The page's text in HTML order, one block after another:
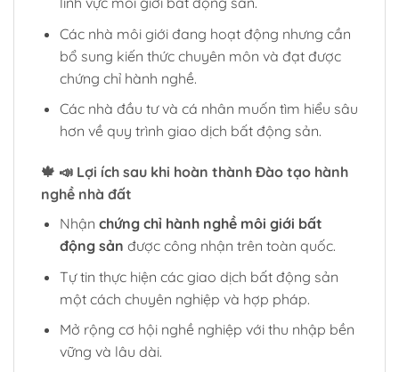
Các nhà môi giới đang hoạt động nhưng cần
bổ sung kiến thức chuyên môn và đạt được
chứng chỉ hành nghề.
Các nhà đầu tư và cá nhân muốn tìm hiểu sâu
hơn về quy trình giao dịch bất động sản.
🍁 📣 Lợi ích sau khi hoàn thành Đào tạo hành
nghề nhà đất
Nhận chứng chỉ hành nghề môi giới bất
động sản được công nhận trên toàn quốc.
Tự tin thực hiện các giao dịch bất động sản
một cách chuyên nghiệp và hợp pháp.
Mở rộng cơ hội nghề nghiệp với thu nhập bền
vững và lâu dài.